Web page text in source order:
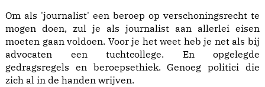
Om als 'journalist' een beroep op verschoningsrecht te
mogen doen, zul je als journalist aan allerlei eisen
moeten gaan voldoen. Voor je het weet heb je net als bij
advocaten een tuchtcollege. En opgelegde
gedragsregels en beroepsethiek. Genoeg politici die
zich al in de handen wrijven.